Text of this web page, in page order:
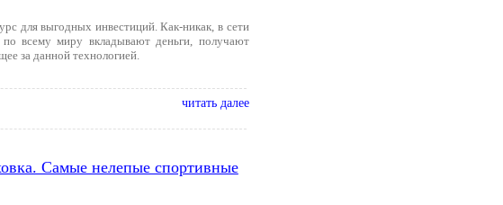
для выгодных инвестиций. Как-никак, в сети
всему миру вкладывают деньги, получают
за данной технологией.
читать далее
Самые нелепые спортивные